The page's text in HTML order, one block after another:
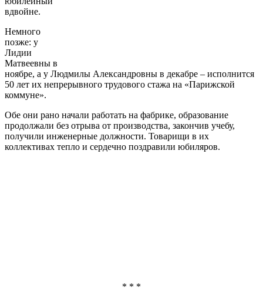
вдвойне.
Немного
позже: у
Лидии
Матвеевны в
ноябре, а у Людмилы Александровны в декабре – исполнится
50 лет их непрерывного трудового стажа на «Парижской
коммуне».
Обе они рано начали работать на фабрике, образование
продолжали без отрыва от производства, закончив учебу,
получили инженерные должности. Товарищи в их
коллективах тепло и сердечно поздравили юбиляров.
* * *